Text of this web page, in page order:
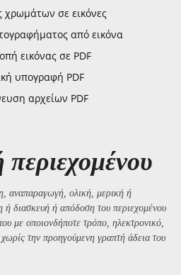
χρωμάτων σε εικόνες
από εικόνα
εικόνας σε PDF
υπογραφή PDF
αρχείων PDF
αναπαραγωγή, ολική, μερική ή
ή διασκευή ή απόδοση του περιεχομένου
με οποιονδήποτε τρόπο, ηλεκτρονικό,
την προηγούμενη γραπτή άδεια του